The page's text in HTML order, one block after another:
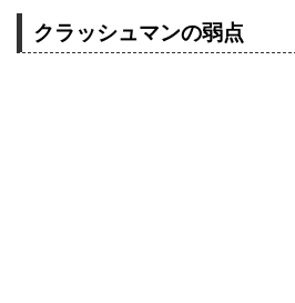
クラッシュマンの弱点